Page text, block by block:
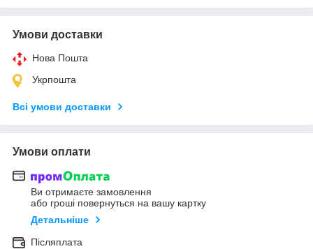
Умови доставки
Нова Пошта
Укрпошта
Всі умови доставки
Умови оплати
Ви отримаєте замовлення
або гроші повернуться на вашу картку
Детальніше
Післяплата